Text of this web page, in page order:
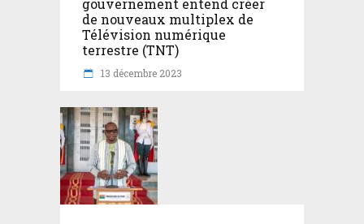
gouvernement entend créer
de nouveaux multiplex de
Télévision numérique
terrestre (TNT)
13 décembre 2023